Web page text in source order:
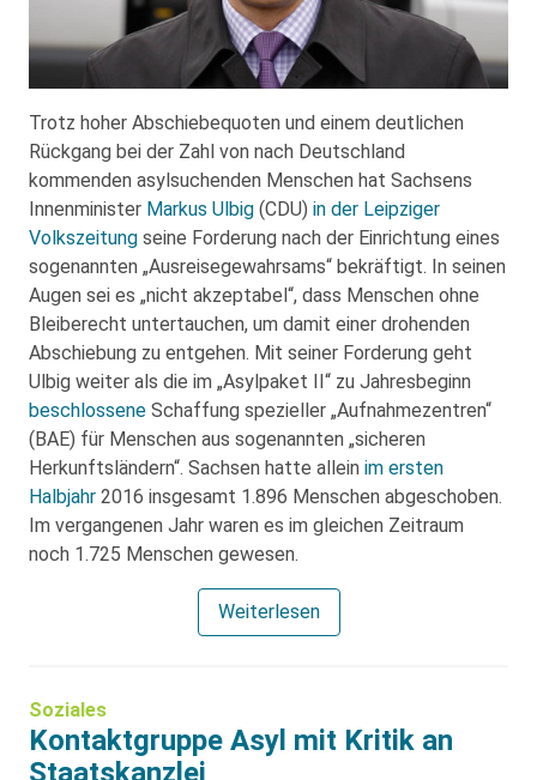
Trotz hoher Abschiebequoten und einem deutlichen
Rückgang bei der Zahl von nach Deutschland
kommenden asylsuchenden Menschen hat Sachsens
Innenminister Markus Ulbig (CDU) in der Leipziger
Volkszeitung seine Forderung nach der Einrichtung eines
sogenannten „Ausreisegewahrsams“ bekräftigt. In seinen
Augen sei es „nicht akzeptabel“, dass Menschen ohne
Bleiberecht untertauchen, um damit einer drohenden
Abschiebung zu entgehen. Mit seiner Forderung geht
Ulbig weiter als die im „Asylpaket II“ zu Jahresbeginn
beschlossene Schaffung spezieller „Aufnahmezentren“
(BAE) für Menschen aus sogenannten „sicheren
Herkunftsländern“. Sachsen hatte allein im ersten
Halbjahr 2016 insgesamt 1.896 Menschen abgeschoben.
Im vergangenen Jahr waren es im gleichen Zeitraum
noch 1.725 Menschen gewesen.
Weiterlesen
Soziales
Kontaktgruppe Asyl mit Kritik an
Staatskanzlei